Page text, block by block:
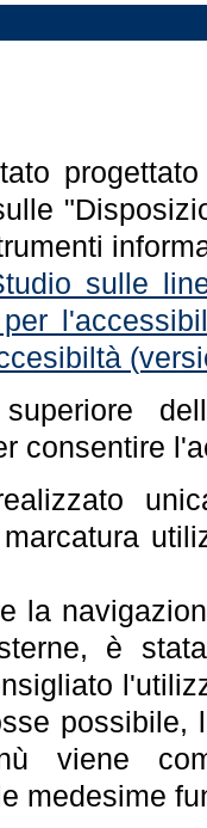
sulle
consentire
marcatura
la
è
possibile,
viene
medesime